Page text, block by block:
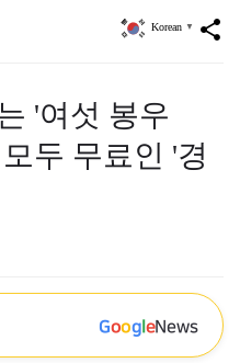
share
Korean ▼
'여섯 봉우
두 무료인 '경
GoogleNews